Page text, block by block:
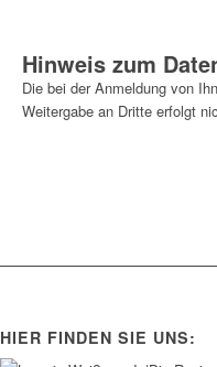
Hinweis zum
Die bei der Anmeldung von
Weitergabe an Dritte erfolgt
HIER FINDEN SIE UNS: